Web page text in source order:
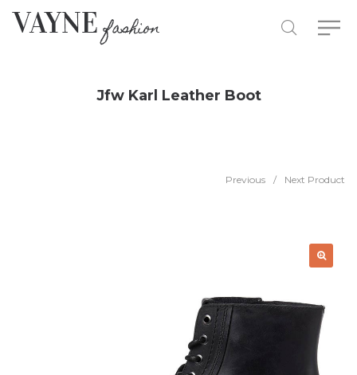
Jfw Karl Leather Boot
Previous / Next Product